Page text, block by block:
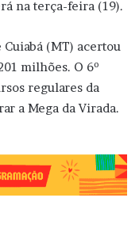
na terça-feira (19).
Cuiabá (MT) acertou
milhões. O 6º
regulares da
a Mega da Virada.